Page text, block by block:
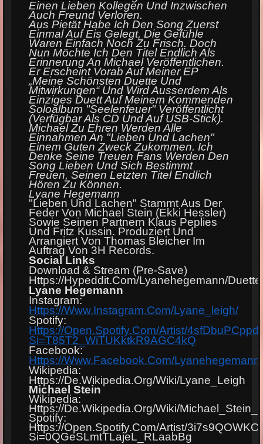
Einen Lieben Kollegen Und Inzwischen
Auch Freund Verloren.
Aus PietÄT Habe Ich Den Song Zuerst
Einmal Auf Eis Gelegt, Die GefÜHle
Waren Einfach Noch Zu Frisch. Doch
Nun MÖChte Ich Den Titel Endlich Als
Erinnerung An Michael VerÖFfentlichen.
Er Erscheint Vorab Auf Meiner EP
„Meine SchÖNsten Duette Und
Mitwirkungen“ Und Wird Ausserdem Als
Einziges Duett Auf Meinem Kommenden
Soloalbum "Seelenfeuer" VerÖFfentlicht
(verfÜGbar Als CD Und Auf USB-Stick).
Michael Zu Ehren Werden Alle
Einnahmen An "Lieben Und Lachen"
Einem Guten Zweck Zukommen. Ich
Denke Seine Treuen Fans Werden Den
Song Lieben Und Sich Bestimmt
Freuen, Seinen Letzten Titel Endlich
HÖRen Zu KÖNnen.
Lyane Hegemann
"Lieben Und Lachen" Stammt Aus Der
Feder Von Michael Stein (Ekki Hessler)
Sowie Seinen Partnern Klaus Peplies
Und Fritz Kussin. Produziert Und
Arrangiert Von Thomas Bleicher Im
Auftrag Von 3H Records.
Social Links
Download & Stream (Pre-Save)
Https://hypeddit.com/lyanehegemann/duette
Lyane Hegemann
Instagram:
Https://www.instagram.com/lyane_leigh/
Spotify:
Https://open.spotify.com/artist/
Si=t85T2_WiTUKktkR9AGC4kQ
Facebook:
Https://www.facebook.com/lyanehegemann/
Wikipedia:
Https://de.wikipedia.org/wiki/Lyane_Leigh
Michael Stein
Wikipedia:
Https://de.wikipedia.org/wiki/
Spotify:
Https://open.spotify.com/artist/
Si=0QGeSLmtTLajeL_RLaabBg